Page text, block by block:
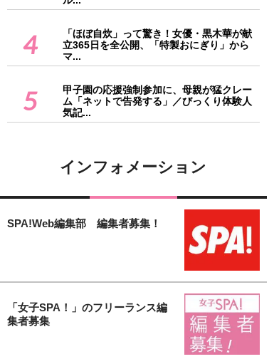
4
「ほぼ自炊」って驚き！女優・黒木華が献
立365日を全公開、「特製おにぎり」から
マ...
5
甲子園の応援強制参加に、母親が猛クレー
ム「ネットで告発する」／びっくり体験人
気記...
インフォメーション
SPA!Web編集部 編集者募集！
「女子SPA！」のフリーランス編
集者募集